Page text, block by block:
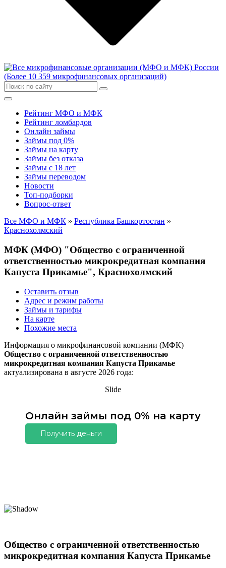
Рейтинг МФО и МФК
Рейтинг ломбардов
Онлайн займы
Займы под 0%
Займы на карту
Займы без отказа
Займы с 18 лет
Займы переводом
Новости
Топ-подборки
Вопрос-ответ
Все МФО и МФК » Республика Башкортостан »
Краснохолмский
МФК (МФО) "Общество с ограниченной
ответственностью микрокредитная компания
Капуста Прикамье", Краснохолмский
Оставить отзыв
Адрес и режим работы
Займы и тарифы
На карте
Похожие места
Информация о микрофинансовой компании (МФК)
Общество с ограниченной ответственностью
микрокредитная компания Капуста Прикамье
актуализирована в августе 2026 года:
Slide
Онлайн займы под 0% на карту
Получить деньги
Общество с ограниченной ответственностью
микрокредитная компания Капуста Прикамье